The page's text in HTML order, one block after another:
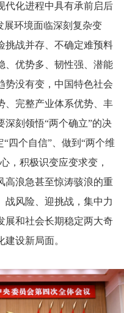
代化进程中具有承前启后
展环境面临深刻复杂变
挑战并存、不确定难预料
、优势多、韧性强、潜能
势没有变，中国特色社会
、完整产业体系优势、丰
深刻领悟“两个确立”的决
四个自信”、做到“两个维
，积极识变应变求变，
高浪急甚至惊涛骇浪的重
战风险、迎挑战，集中力
展和社会长期稳定两大奇
设新局面。